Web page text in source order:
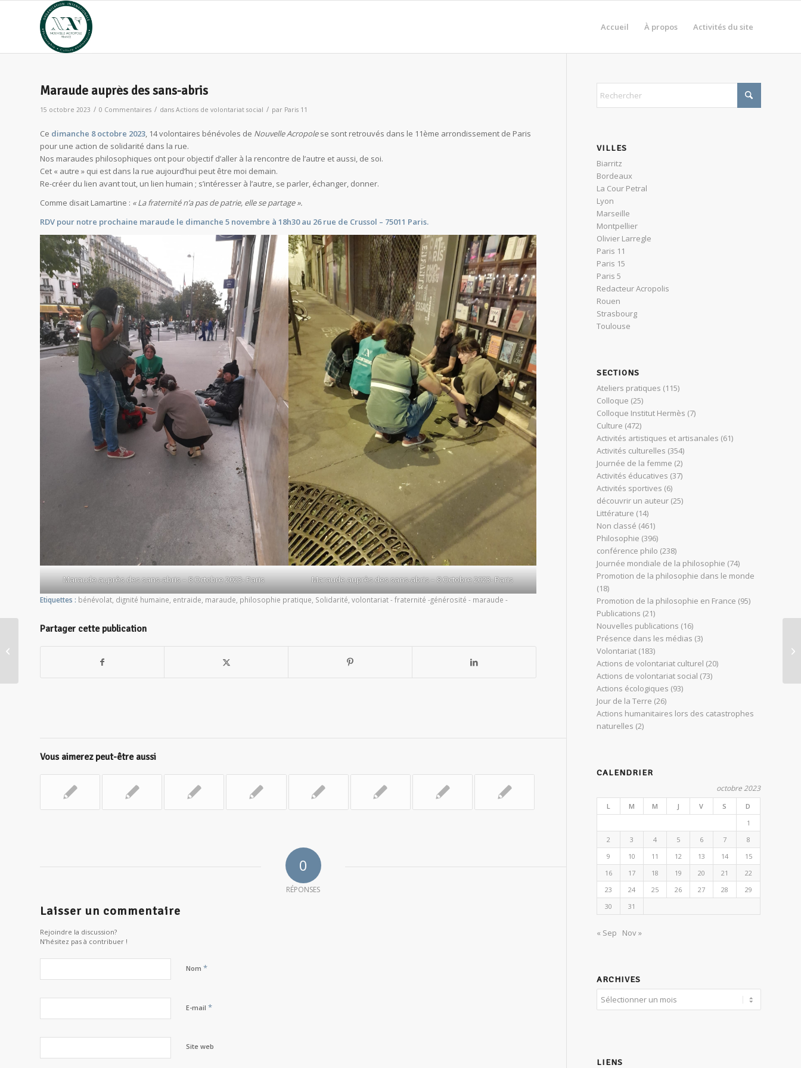
Accueil À propos Activités du site
Maraude auprès des sans-abris
15 octobre 2023 / 0 Commentaires / dans Actions de volontariat social / par Paris 11
Ce dimanche 8 octobre 2023, 14 volontaires bénévoles de Nouvelle Acropolese sont retrouvés dans le 11ème arrondissement de Paris
pour une action de solidarité dans la rue.
Nos maraudes philosophiques ont pour objectif d’aller à la rencontre de l’autre et aussi, de soi.
Cet « autre » qui est dans la rue aujourd’hui peut être moi demain.
Re-créer du lien avant tout, un lien humain ; s’intéresser à l’autre, se parler, échanger, donner.
Comme disait Lamartine : « La fraternité n’a pas de patrie, elle se partage ».
RDV pour notre prochaine maraude le dimanche 5 novembre à 18h30 au 26 rue de Crussol – 75011 Paris.
Maraude auprès des sans-abris – 8 Octobre 2023- Paris Maraude auprès des sans-abris – 8 Octobre 2023- Paris
Etiquettes : bénévolat, dignité humaine, entraide, maraude, philosophie pratique, Solidarité, volontariat - fraternité -générosité - maraude -
Partager cette publication
Vous aimerez peut-être aussi
0
RÉPONSES
Laisser un commentaire
Rejoindre la discussion?
N’hésitez pas à contribuer !
Nom *
E-mail *
Site web
VILLES
Biarritz
Bordeaux
La Cour Petral
Lyon
Marseille
Montpellier
Olivier Larregle
Paris 11
Paris 15
Paris 5
Redacteur Acropolis
Rouen
Strasbourg
Toulouse
SECTIONS
Ateliers pratiques (115)
Colloque (25)
Colloque Institut Hermès (7)
Culture (472)
Activités artistiques et artisanales (61)
Activités culturelles (354)
Journée de la femme (2)
Activités éducatives (37)
Activités sportives (6)
découvrir un auteur (25)
Littérature (14)
Non classé (461)
Philosophie (396)
conférence philo (238)
Journée mondiale de la philosophie (74)
Promotion de la philosophie dans le monde
(18)
Promotion de la philosophie en France (95)
Publications (21)
Nouvelles publications (16)
Présence dans les médias (3)
Volontariat (183)
Actions de volontariat culturel (20)
Actions de volontariat social (73)
Actions écologiques (93)
Jour de la Terre (26)
Actions humanitaires lors des catastrophes
naturelles (2)
CALENDRIER
octobre 2023
L M M J V S
D
1
2
3 4 5 6 7
8
9
10 11 12 13 14
15
16
17 18 19 20 21
22
23
24 25 26 27 28
29
30
31
« Sep Nov »
ARCHIVES
LIENS